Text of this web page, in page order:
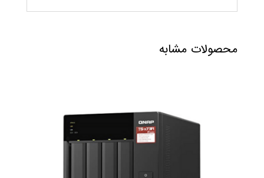
محصولات مشابه